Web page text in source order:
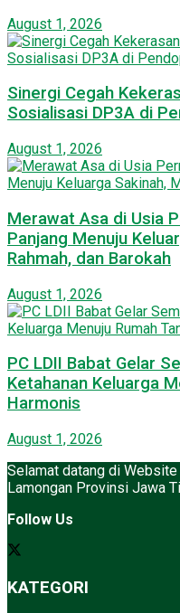
August 1, 2026
Sinergi Cegah
Sosialisasi DP3A di
August 1, 2026
Merawat Asa di Usia
Panjang Menuju
Rahmah, dan Barokah
August 1, 2026
PC LDII Babat Gelar
Ketahanan Keluarga
Harmonis
August 1, 2026
Selamat datang di
Lamongan Provinsi Jawa
Follow Us
KATEGORI